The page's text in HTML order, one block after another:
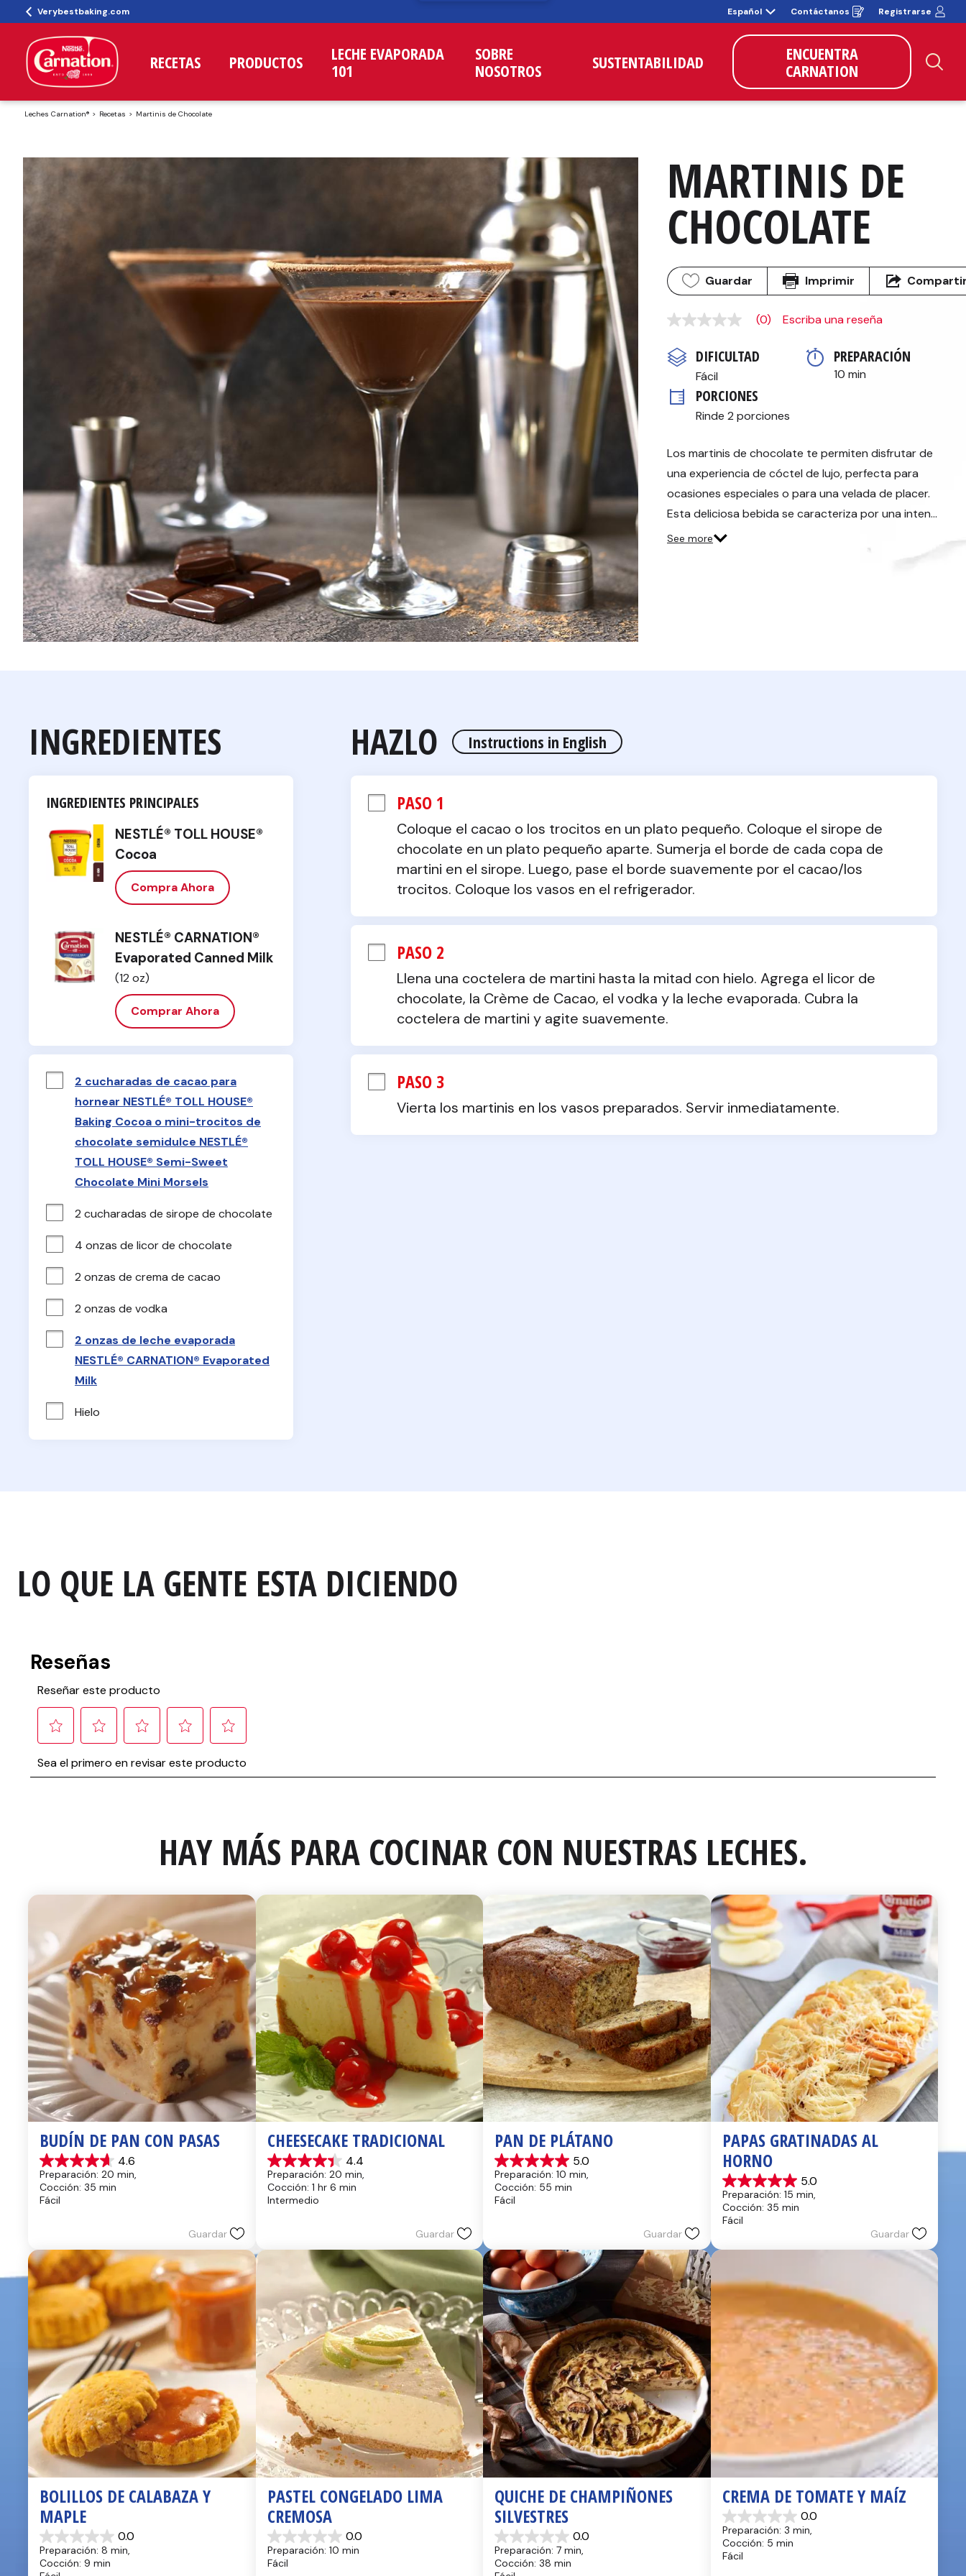
Verybestbaking.com Español Contáctanos
Opens
in
a
window
Registrarse
RECETAS PRODUCTOS
LECHE EVAPORADA
101
SOBRE
NOSOTROS
SUSTENTABILIDAD
ENCUENTRA
CARNATION
Leches Carnation® Recetas Martinis de Chocolate
MARTINIS DE
CHOCOLATE
Guardar Imprimir
Sin
Enlace
en
misma
página.
(0) Escriba una reseña
DIFICULTAD
Fácil
PREPARACIÓN
10 min
PORCIONES
Rinde 2 porciones
Los martinis de chocolate te permiten disfrutar de
una experiencia de cóctel de lujo, perfecta para
ocasiones especiales o para una velada de placer.
Esta deliciosa bebida se caracteriza por una inten…
See more
INGREDIENTES
INGREDIENTES PRINCIPALES
NESTLÉ® TOLL HOUSE®
Cocoa
Compra Ahora
NESTLÉ® CARNATION®
Evaporated Canned Milk
(12 oz)
Comprar Ahora
2 cucharadas de cacao para
hornear NESTLÉ® TOLL HOUSE®
Baking Cocoa o mini-trocitos de
chocolate semidulce NESTLÉ®
TOLL HOUSE® Semi-Sweet
Chocolate Mini Morsels
2 cucharadas de sirope de chocolate
4 onzas de licor de chocolate
2 onzas de crema de cacao
2 onzas de vodka
2 onzas de leche evaporada
NESTLÉ® CARNATION® Evaporated
Milk
Hielo
HAZLO Instructions in English
PASO 1
Coloque el cacao o los trocitos en un plato pequeño. Coloque el sirope de
chocolate en un plato pequeño aparte. Sumerja el borde de cada copa de
martini en el sirope. Luego, pase el borde suavemente por el cacao/los
trocitos. Coloque los vasos en el refrigerador.
PASO 2
Llena una coctelera de martini hasta la mitad con hielo. Agrega el licor de
chocolate, la Crème de Cacao, el vodka y la leche evaporada. Cubra la
coctelera de martini y agite suavemente.
PASO 3
Vierta los martinis en los vasos preparados. Servir inmediatamente.
LO QUE LA GENTE ESTA DICIENDO
HAY MÁS PARA COCINAR CON NUESTRAS LECHES.
BUDÍN DE PAN CON PASAS
4.6
4.6
de
5
estrellas.
Preparación: 20 min,
Cocción: 35 min
Fácil
Guardar
CHEESECAKE TRADICIONAL
4.4
4.4
de
5
estrellas.
Preparación: 20 min,
Cocción: 1 hr 6 min
Intermedio
Guardar
PAN DE PLÁTANO
5.0
5.0
de
5
estrellas.
Preparación: 10 min,
Cocción: 55 min
Fácil
Guardar
PAPAS GRATINADAS AL
HORNO
5.0
5.0
de
5
estrellas.
reseñas
Preparación: 15 min,
Cocción: 35 min
Fácil
Guardar
BOLILLOS DE CALABAZA Y
MAPLE
0.0
0.0
de
5
Preparación: 8 min,
Cocción: 9 min
PASTEL CONGELADO LIMA
CREMOSA
0.0
0.0
de
5
Preparación: 10 min
Fácil
QUICHE DE CHAMPIÑONES
SILVESTRES
0.0
0.0
de
5
Preparación: 7 min,
Cocción: 38 min
CREMA DE TOMATE Y MAÍZ
0.0
0.0
de
5
estrellas.
Preparación: 3 min,
Cocción: 5 min
Fácil